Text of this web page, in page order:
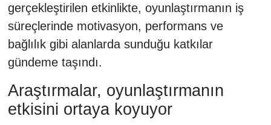
gerçekleştirilen etkinlikte, oyunlaştırmanın iş
süreçlerinde motivasyon, performans ve
bağlılık gibi alanlarda sunduğu katkılar
gündeme taşındı.
Araştırmalar, oyunlaştırmanın
etkisini ortaya koyuyor